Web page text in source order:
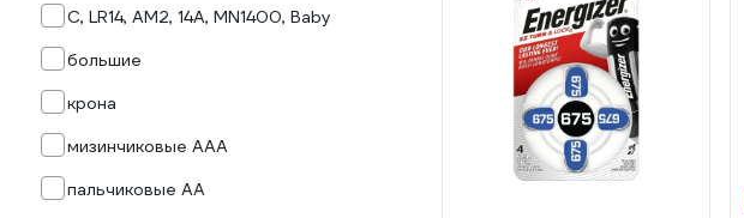
C, LR14, AM2, 14A, MN1400, Baby
большие
крона
мизинчиковые AAA
пальчиковые AA